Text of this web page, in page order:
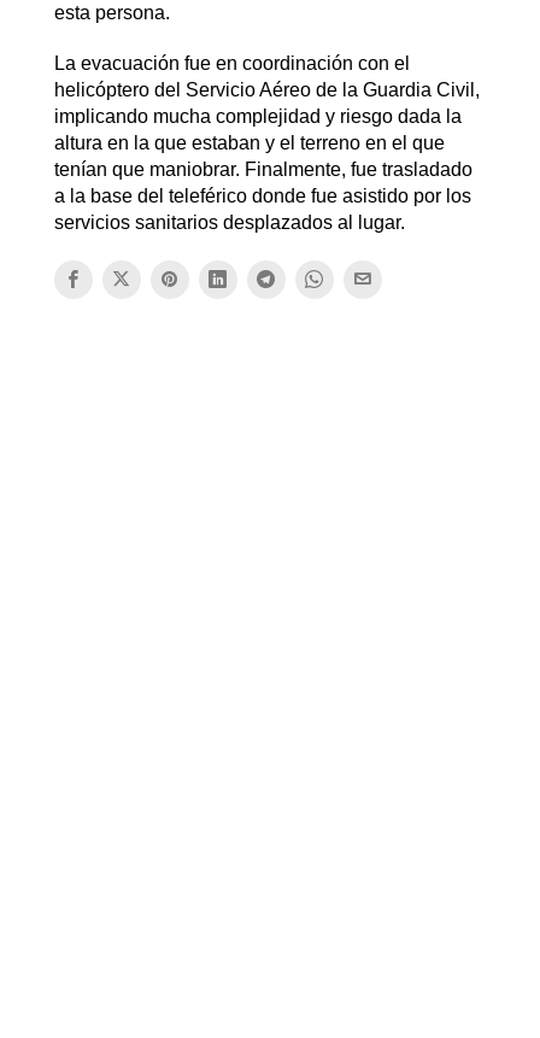
esta persona.
La evacuación fue en coordinación con el
helicóptero del Servicio Aéreo de la Guardia Civil,
implicando mucha complejidad y riesgo dada la
altura en la que estaban y el terreno en el que
tenían que maniobrar. Finalmente, fue trasladado
a la base del teleférico donde fue asistido por los
servicios sanitarios desplazados al lugar.